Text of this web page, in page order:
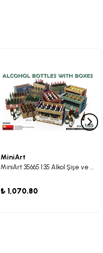
MiniArt
MiniArt 35665 1:35 Alkol Şişe ve Kasaları
₺ 1,070.80